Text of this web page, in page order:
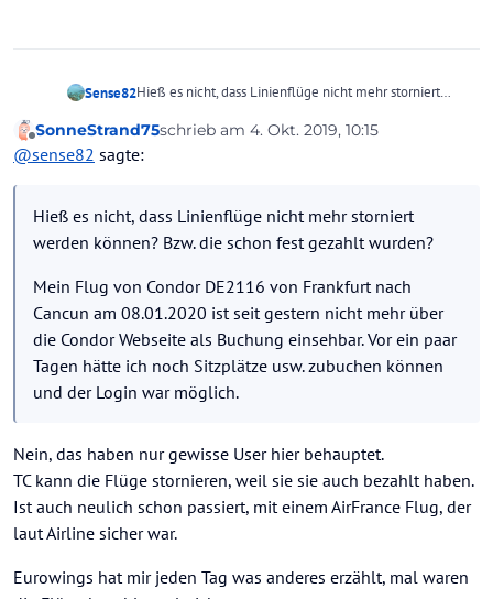
Sense82Hieß es nicht, dass Linienflüge nicht mehr storniert
Mein Flug von Condor DE2116 von Frankfurt nach
Cancun am 08.01.2020 ist seit gestern nicht mehr über
können und der Login war möglich.
Offline
SonneStrand75schrieb am 4. Okt. 2019, 10:15
zuletzt editiert von
@sense82 sagte:
Hieß es nicht, dass Linienflüge nicht mehr storniert
werden können? Bzw. die schon fest gezahlt wurden?
Mein Flug von Condor DE2116 von Frankfurt nach
Cancun am 08.01.2020 ist seit gestern nicht mehr über
die Condor Webseite als Buchung einsehbar. Vor ein paar
Tagen hätte ich noch Sitzplätze usw. zubuchen können
und der Login war möglich.
Nein, das haben nur gewisse User hier behauptet.
TC kann die Flüge stornieren, weil sie sie auch bezahlt haben.
Ist auch neulich schon passiert, mit einem AirFrance Flug, der
laut Airline sicher war.
Eurowings hat mir jeden Tag was anderes erzählt, mal waren